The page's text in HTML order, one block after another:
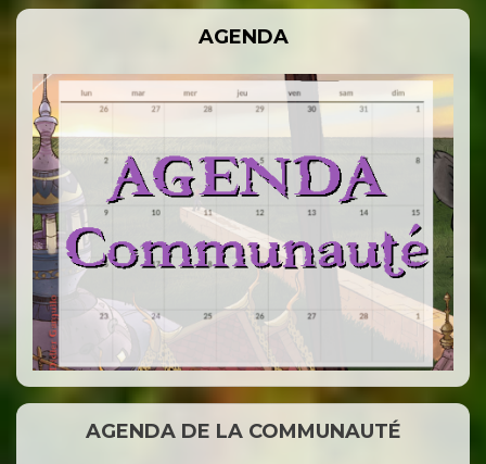
AGENDA
AGENDA DE LA COMMUNAUTÉ